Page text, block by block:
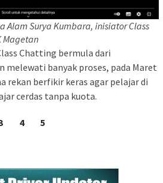
Alam Surya Kumbara, inisiator Class
Magetan
Chatting bermula dari
melewati banyak proses, pada Maret
rekan berfikir keras agar pelajar di
cerdas tanpa kuota.
4 5